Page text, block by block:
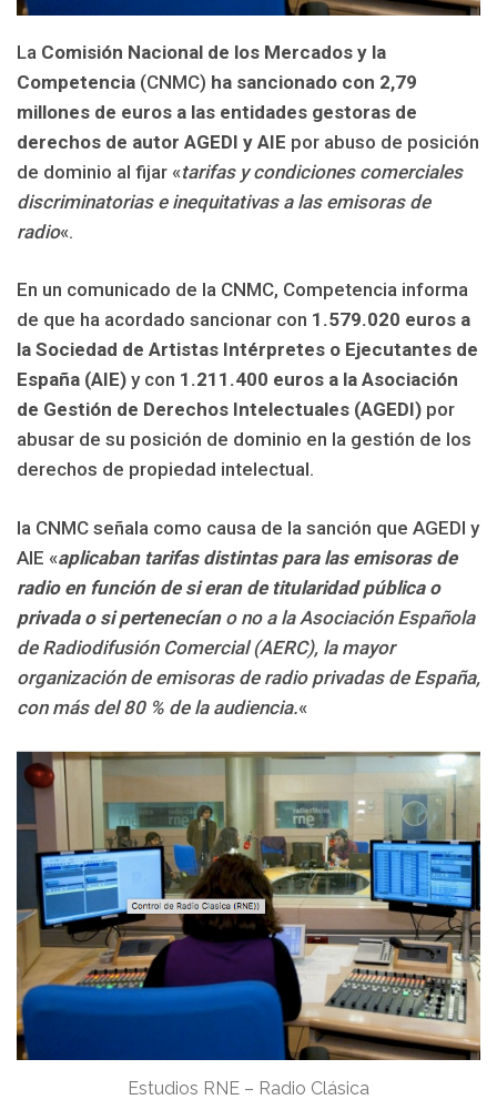
La Comisión Nacional de los Mercados y la
Competencia (CNMC) ha sancionado con 2,79
millones de euros a las entidades gestoras de
derechos de autor AGEDI y AIE por abuso de posición
de dominio al fijar «tarifas y condiciones comerciales
discriminatorias e inequitativas a las emisoras de
radio«.
En un comunicado de la CNMC, Competencia informa
de que ha acordado sancionar con 1.579.020 euros a
la Sociedad de Artistas Intérpretes o Ejecutantes de
España (AIE) y con 1.211.400 euros a la Asociación
de Gestión de Derechos Intelectuales (AGEDI) por
abusar de su posición de dominio en la gestión de los
derechos de propiedad intelectual.
la CNMC señala como causa de la sanción que AGEDI y
AIE «aplicaban tarifas distintas para las emisoras de
radio en función de si eran de titularidad pública o
privada o si pertenecíano no a la Asociación Española
de Radiodifusión Comercial (AERC), la mayor
organización de emisoras de radio privadas de España,
con más del 80 % de la audiencia.«
Estudios RNE – Radio Clásica